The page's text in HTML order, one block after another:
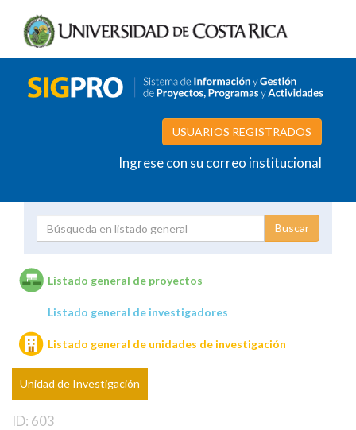
USUARIOS REGISTRADOS
Ingrese con su correo institucional
Unidades de investigación
Listado general de proyectos
Listado general de investigadores
Listado general de unidades de investigación
Unidad de Investigación
ID: 603